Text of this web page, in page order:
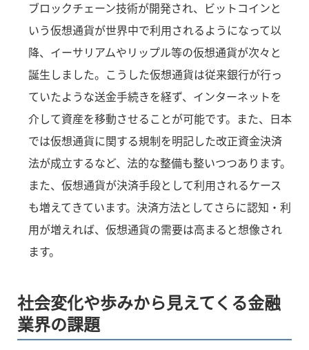
ブロックチェーン技術が開発され、ビットコインと
いう仮想通貨が世界中で利用されるようになって以
降、イーサリアムやリップル等の仮想通貨が次々と
誕生しました。こうした仮想通貨は従来銀行が行っ
ていたような送金手続きを経ず、インターネットを
介して資産を移動させることが可能です。また、日本
では仮想通貨に関する規制を明記した改正資金決済
法が成立するなど、法的な整備も整いつつあります。
また、仮想通貨が決済手段として利用されるケース
も増えてきています。決済方法としてさらに認知・利
用が増えれば、仮想通貨の需要は高まると想像され
ます。
社会変化や歩みから見えてくる金融
業界の課題